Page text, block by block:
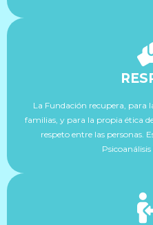
La Fundación recupera, para
familias, y para la propia ética
respeto entre las personas.